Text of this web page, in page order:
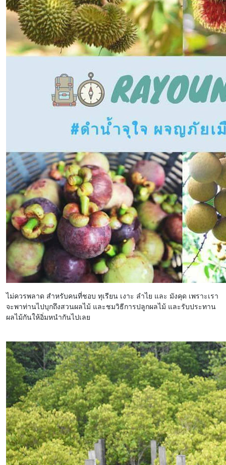
ไม่ควรพลาด สำหรับคนที่ชอบ ทุเรียน เงาะ ลำไย และ มังคุด เพราะเรา
จะพาท่านไปบุกถึงสวนผลไม้ และชมวิธีการปลูกผลไม้ และรับประทาน
ผลไม้กันให้อิ่มหนำกันไปเลย